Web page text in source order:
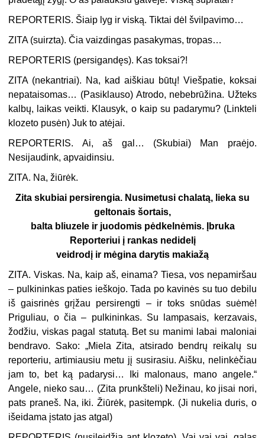
REPORTERIS. Šiaip lyg ir viską. Tiktai dėl švilpavimo…
ZITA (suirzta). Čia vaizdingas pasakymas, tropas…
REPORTERIS (persigandęs). Kas toksai?!
ZITA (nekantriai). Na, kad aiškiau būtų! Viešpatie, koksai
nepataisomas… (Pasiklauso) Atrodo, nebebrūžina. Užteks
kalbų, laikas veikti. Klausyk, o kaip su padarymu? (Linkteli
klozeto pusėn) Juk to atėjai.
REPORTERIS. Ai, aš gal… (Skubiai) Man praėjo.
Nesijaudink, apvaidinsiu.
ZITA. Na, žiūrėk.
Zita skubiai persirengia. Nusimetusi chalatą, lieka su
geltonais šortais,
balta bliuzele ir juodomis pėdkelnėmis. Įbruka
Reporteriui į rankas nedidelį
veidrodį ir mėgina darytis makiažą
ZITA. Viskas. Na, kaip aš, einama? Tiesa, vos nepamiršau
– pulkininkas paties ieškojo. Tada po kavinės su tuo debilu
iš gaisrinės grįžau persirengti – ir toks snūdas suėmė!
Priguliau, o čia – pulkininkas. Su lampasais, kerzavais,
žodžiu, viskas pagal statutą. Bet su manimi labai maloniai
bendravo. Sako: „Miela Zita, atsirado bendrų reikalų su
reporteriu, artimiausiu metu jį susirasiu. Aišku, nelinkėčiau
jam to, bet ką padarysi… Iki malonaus, mano angele.“
Angele, nieko sau… (Zita prunkšteli) Nežinau, ko jisai nori,
pats praneš. Na, iki. Žiūrėk, pasitempk. (Ji nukelia duris, o
išeidama įstato jas atgal)